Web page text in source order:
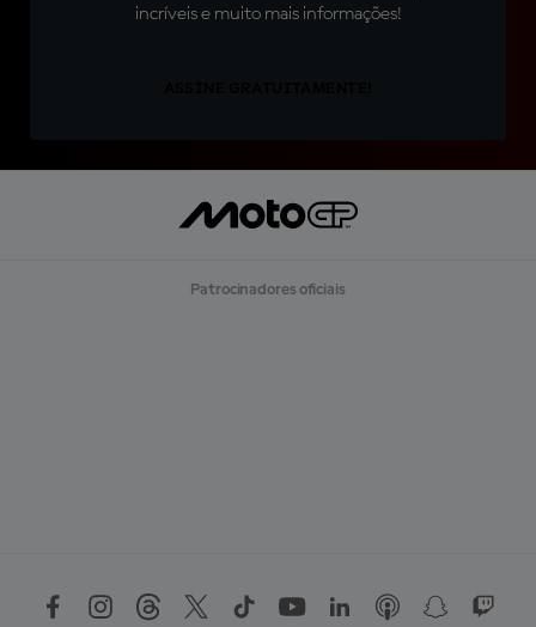
incríveis e muito mais informações!
Patrocinadores oficiais